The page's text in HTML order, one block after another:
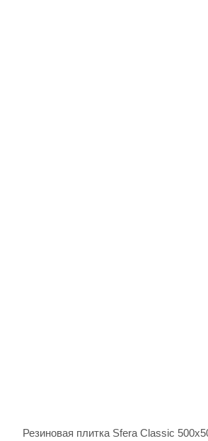
Резиновая плитка Sfera Classic